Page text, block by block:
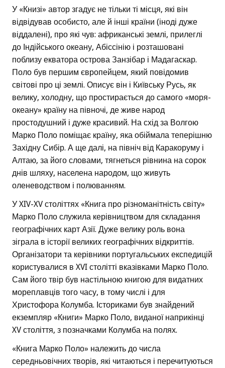
У «Книзі» автор згадує не тільки ті місця, які він
відвідував особисто, але й інші країни (іноді дуже
віддалені), про які чув: африканські землі, прилеглі
до Індійського океану, Абіссінію і розташовані
поблизу екватора острова Занзібар і Мадагаскар.
Поло був першим європейцем, який повідомив
світові про ці землі. Описує він і Київську Русь, як
велику, холодну, що простирається до самого «моря-
океану» країну на півночі, де живе народ
простодушний і дуже красивий. На схід за Волгою
Марко Поло поміщає країну, яка обіймала теперішню
Західну Сибір. А ще далі, на північ від Каракоруму і
Алтаю, за його словами, тягнеться рівнина на сорок
днів шляху, населена народом, що живуть
оленеводством і полюванням.
У XIV-XV століттях «Книга про різноманітність світу»
Марко Поло служила керівництвом для складання
географічних карт Азії. Дуже велику роль вона
зіграла в історії великих географічних відкриттів.
Організатори та керівники португальських експедицій
користувалися в XVI столітті вказівками Марко Поло.
Сам його твір був настільною книгою для видатних
мореплавців того часу, в тому числі і для
Христофора Колумба. Істориками був знайдений
екземпляр «Книги» Марко Поло, виданої наприкінці
XV століття, з позначками Колумба на полях.
«Книга Марко Поло» належить до числа
середньовічних творів, які читаються і перечитуються